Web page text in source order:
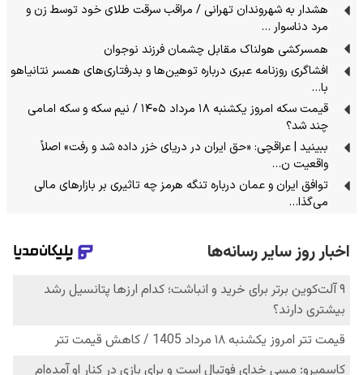
هشدار به شهروندان تهرانی / مراقب سرقت طلای خود توسط زن و
مرد دناسوار …
همسرکشی هولناک مقابل چشمان فرزند نوجوان
افشاگری روزنامه عبری درباره توهین‌ها و بدرفتاری‌های همسر نتانیاهو
با…
قیمت سکه امروز یکشنبه ۱۸ مرداد ۱۴۰۵ / نیم سکه و سکه امامی
چند شد؟
ببینید | عراقچی: «حق ایران در دریای خزر داده شد و رفت» اصلاً
واقعیت ن…
توافق ایران و عمان درباره تنگه هرمز چه تاثیری بر بازارهای مالی
می‌گذا…